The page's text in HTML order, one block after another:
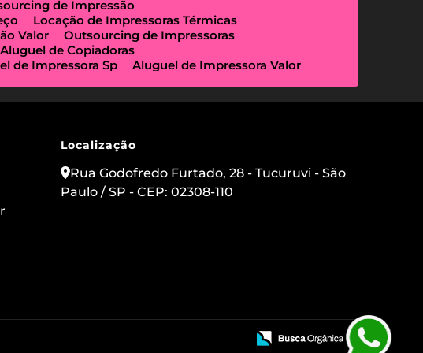
de Impressão
Locação de Impressoras Térmicas
Valor
Outsourcing de Impressoras
Aluguel de Copiadoras
de Impressora Sp
Aluguel de Impressora Valor
em São Paulo
Manutenção de Impressora
Outsourcing e Locação de Impressoras
Locação de Scanner de Mesa
Térmica
Aluguel de Etiquetadora
Impressoras para Clínicas Médicas
de Impressoras
Localização
Rua Godofredo Furtado, 28 - Tucuruvi - São
Paulo / SP - CEP: 02308-110